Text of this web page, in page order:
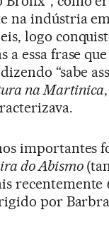
na indústria
logo
a essa frase
“sabe
na Martinica
importantes
do Abismo
recentemente
por